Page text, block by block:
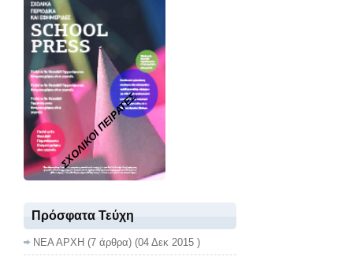
ΣΧΟΛΙΚΟΙ ΠΕΙΡΑΤΕΣ
Πρόσφατα Τεύχη
ΝΕΑ ΑΡΧΗ (7 άρθρα) (04 Δεκ 2015 )